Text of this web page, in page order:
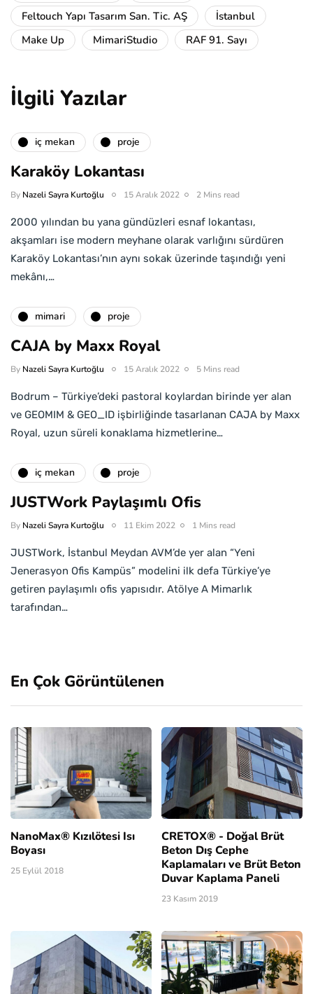
Feltouch Yapı Tasarım San. Tic. AŞ
İstanbul
Make Up
MimariStudio RAF 91. Sayı
İlgili Yazılar
i̇ç mekan proje
Karaköy Lokantası
By Nazeli Sayra Kurtoğlu 15 Aralık 2022 2 Mins read
2000 yılından bu yana gündüzleri esnaf lokantası,
akşamları ise modern meyhane olarak varlığını sürdüren
Karaköy Lokantası’nın aynı sokak üzerinde taşındığı yeni
mekânı,…
mimari proje
CAJA by Maxx Royal
By Nazeli Sayra Kurtoğlu 15 Aralık 2022 5 Mins read
Bodrum – Türkiye’deki pastoral koylardan birinde yer alan
ve GEOMIM & GEO_ID işbirliğinde tasarlanan CAJA by Maxx
Royal, uzun süreli konaklama hizmetlerine…
i̇ç mekan proje
JUSTWork Paylaşımlı Ofis
By Nazeli Sayra Kurtoğlu 11 Ekim 2022 1 Mins read
JUSTWork, İstanbul Meydan AVM’de yer alan “Yeni
Jenerasyon Ofis Kampüs” modelini ilk defa Türkiye’ye
getiren paylaşımlı ofis yapısıdır. Atölye A Mimarlık
tarafından…
En Çok Görüntülenen
NanoMax® Kızılötesi Isı
Boyası
25 Eylül 2018
CRETOX® - Doğal Brüt
Beton Dış Cephe
Kaplamaları ve Brüt Beton
Duvar Kaplama Paneli
23 Kasım 2019